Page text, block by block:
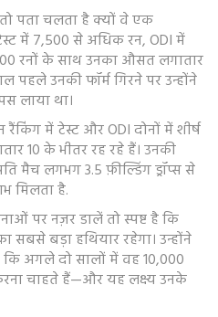
पता चलता है क्यों वे एक
में 7,500 से अधिक रन, ODI में
रनों के साथ उनका औसत लगातार
पहले उनकी फॉर्म गिरने पर उन्होंने
लाया था।
रैंकिंग में टेस्ट और ODI दोनों में शीर्ष
10 के भीतर रह रहे हैं। उनकी
मैच लगभग 3.5 फ़ील्डिंग ड्रॉप्स से
मिलता है.
पर नज़र डालें तो स्पष्ट है कि
बड़ा हथियार रहेगा। उन्होंने
अगले दो सालों में वह 10,000
चाहते हैं—और यह लक्ष्य उनके